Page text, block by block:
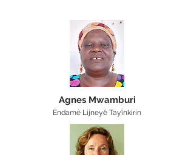
Agnes Mwamburi
Endamê Lijneyê Tayînkirin